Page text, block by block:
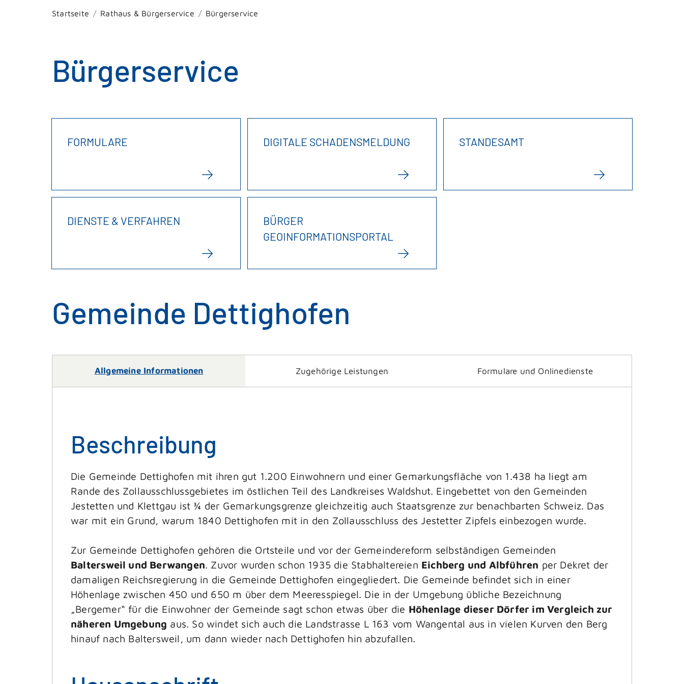
Startseite Rathaus & Bürgerservice Bürgerservice
Bürgerservice
FORMULARE DIGITALE SCHADENSMELDUNG STANDESAMT
DIENSTE & VERFAHREN
BÜRGER
GEOINFORMATIONSPORTAL
Gemeinde Dettighofen
Allgemeine Informationen Zugehörige Leistungen Formulare und Onlinedienste
Beschreibung
Die Gemeinde Dettighofen mit ihren gut 1.200 Einwohnern und einer Gemarkungsfläche von 1.438 ha liegt am
Rande des Zollausschlussgebietes im östlichen Teil des Landkreises Waldshut. Eingebettet von den Gemeinden
Jestetten und Klettgau ist ¾ der Gemarkungsgrenze gleichzeitig auch Staatsgrenze zur benachbarten Schweiz. Das
war mit ein Grund, warum 1840 Dettighofen mit in den Zollausschluss des Jestetter Zipfels einbezogen wurde.
Zur Gemeinde Dettighofen gehören die Ortsteile und vor der Gemeindereform selbständigen Gemeinden
Baltersweil und Berwangen. Zuvor wurden schon 1935 die Stabhaltereien Eichberg und Albführen per Dekret der
damaligen Reichsregierung in die Gemeinde Dettighofen eingegliedert. Die Gemeinde befindet sich in einer
Höhenlage zwischen 450 und 650 m über dem Meeresspiegel. Die in der Umgebung übliche Bezeichnung
„Bergemer“ für die Einwohner der Gemeinde sagt schon etwas über die Höhenlage dieser Dörfer im Vergleich zur
näheren Umgebung aus. So windet sich auch die Landstrasse L 163 vom Wangental aus in vielen Kurven den Berg
hinauf nach Baltersweil, um dann wieder nach Dettighofen hin abzufallen.